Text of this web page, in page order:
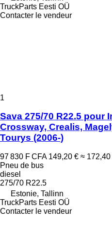
TruckParts Eesti OÜ
Contacter le vendeur
1
Sava 275/70 R22.5 pour
Crossway, Crealis,
Tourys (2006-)
97 830 F CFA 149,20 € ≈
Pneu de bus
diesel
275/70 R22.5
Estonie, Tallinn
TruckParts Eesti OÜ
Contacter le vendeur